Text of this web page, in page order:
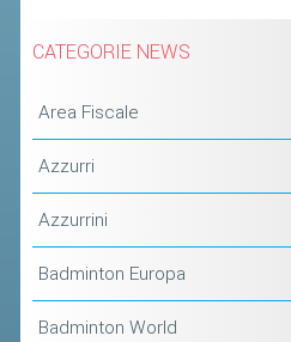
CATEGORIE NEWS
Area Fiscale
Azzurri
Azzurrini
Badminton Europa
Badminton World